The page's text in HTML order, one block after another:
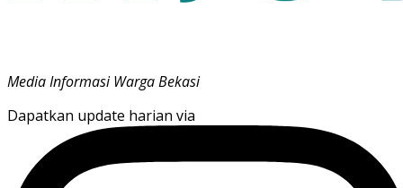
Media Informasi Warga Bekasi
Dapatkan update harian via